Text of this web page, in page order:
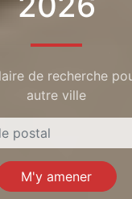
de recherche
autre ville
M'y amener